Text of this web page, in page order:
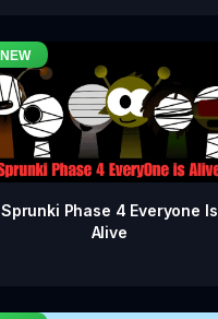
Sprunki Phase 4 Everyone Is
Alive